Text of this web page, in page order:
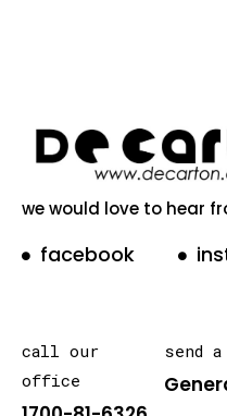
we would love to hear
facebook
call our
office
send a